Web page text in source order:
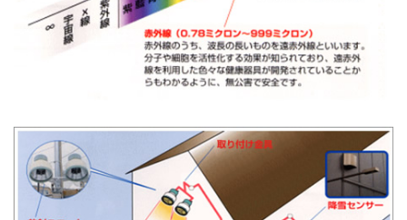
野本組紹介MOVIE
社員紹介・インタビュー
一般採用 野本組
一般採用 アグリ事業部